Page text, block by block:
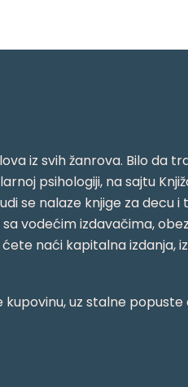
iz svih žanrova. Bilo da
psihologiji, na sajtu
se nalaze knjige za decu i
vodećim izdavačima,
naći kapitalna izdanja,
uz stalne popuste